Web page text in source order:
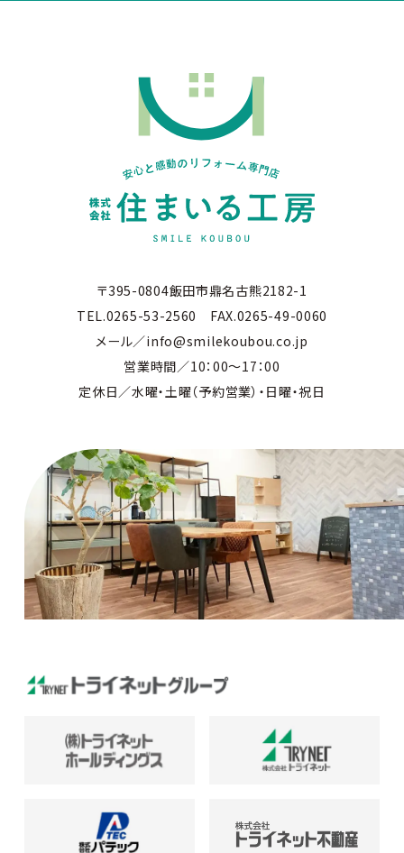
〒395-0804飯田市鼎名古熊2182-1
TEL.0265-53-2560 FAX.0265-49-0060
メール／info@smilekoubou.co.jp
営業時間／10：00～17：00
定休日／水曜・土曜（予約営業）・日曜・祝日